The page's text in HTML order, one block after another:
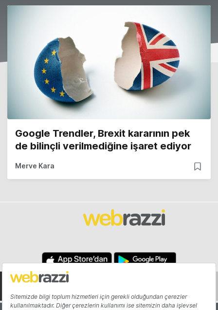
Google Trendler, Brexit kararının pek
de bilinçli verilmediğine işaret ediyor
Merve Kara